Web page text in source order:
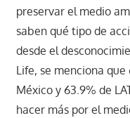
preservar el medio
saben qué tipo de
desde el
Life, se menciona
México y 63.9% de
hacer más por el